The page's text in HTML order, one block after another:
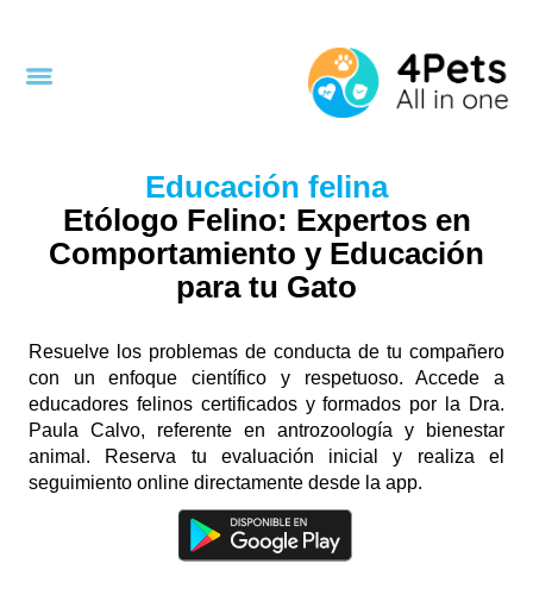
contentMenu
Educación felina
Etólogo Felino: Expertos en
Comportamiento y Educación
para tu Gato
Resuelve los problemas de conducta de tu compañero
con un enfoque científico y respetuoso. Accede a
educadores felinos certificados y formados por la Dra.
Paula Calvo, referente en antrozoología y bienestar
animal. Reserva tu evaluación inicial y realiza el
seguimiento online directamente desde la app.